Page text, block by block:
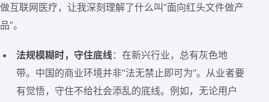
做互联网医疗，让我深刻理解了什么叫“面向红头文件做产
品”。
法规模糊时，守住底线：在新兴行业，总有灰色地
带。中国的商业环境并非“法无禁止即可为”。从业者要
有觉悟，守住不给社会添乱的底线。例如，无论用户